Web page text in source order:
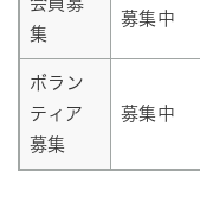
集
募集中
ボラン
ティア
募集
募集中